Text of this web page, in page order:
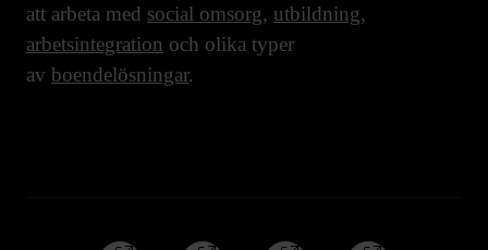
att arbeta med social omsorg, utbildning,
arbetsintegration och olika typer
av boendelösningar.